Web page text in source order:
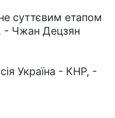
суттєвим етапом
- Чжан Децзян
Україна - КНР, -